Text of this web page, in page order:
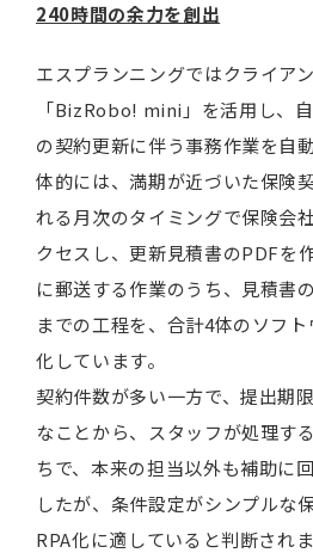
240時間の余力を創出
エスプランニングではクライア
「BizRobo! mini」を活用し、
の契約更新に伴う事務作業を自
体的には、満期が近づいた保険
れる月次のタイミングで保険会
クセスし、更新見積書のPDFを
に郵送する作業のうち、見積書
までの工程を、合計4体のソフ
化しています。
契約件数が多い一方で、提出期
なことから、スタッフが処理す
ちで、本来の担当以外も補助に
したが、条件設定がシンプルな
RPA化に適していると判断され